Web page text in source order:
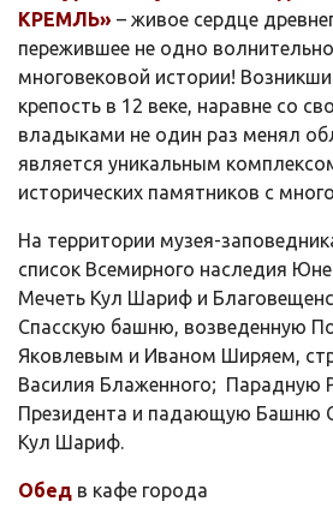
КРЕМЛЬ» – живое сердце
пережившее не одно
многовековой истории!
крепость в 12 веке, наравне со
владыками не один раз менял
является уникальным
исторических памятников с
На территории музея-
список Всемирного наследия
Мечеть Кул Шариф и
Спасскую башню, возведенную
Яковлевым и Иваном Ширяем,
Василия Блаженного; Парадную
Президента и падающую Башню
Кул Шариф.
Обед в кафе города